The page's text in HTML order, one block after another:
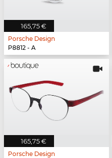
165,75 €
Porsche Design
P8812 - A
165,75 €
Porsche Design